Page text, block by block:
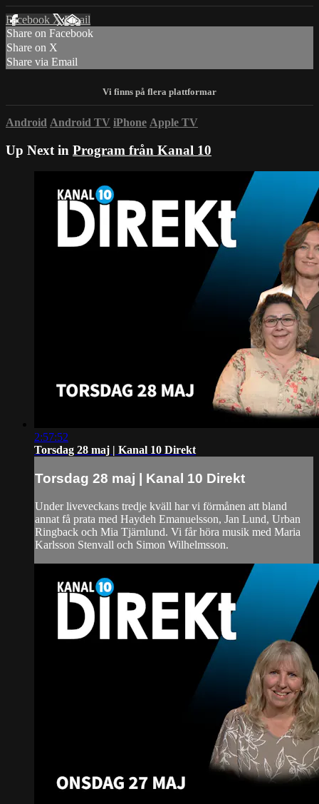
Facebook XEmail
Share on Facebook
Share on X
Share via Email
Android Android TV iPhone Apple TV
Up Next in Program från Kanal 10
2:57:52
Torsdag 28 maj | Kanal 10 Direkt
Torsdag 28 maj | Kanal 10 Direkt
Under liveveckans tredje kväll har vi förmånen att bland
annat få prata med Haydeh Emanuelsson, Jan Lund, Urban
Ringback och Mia Tjärnlund. Vi får höra musik med Maria
Karlsson Stenvall och Simon Wilhelmsson.